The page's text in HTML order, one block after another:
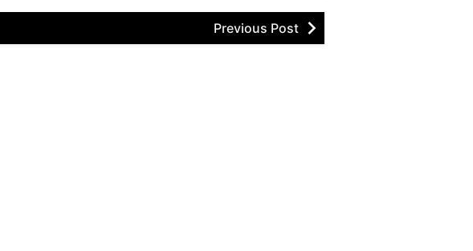
Previous Post